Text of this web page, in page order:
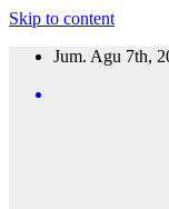
Skip to content
Jum. Agu 7th,